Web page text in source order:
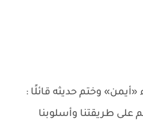
«أيمن» وختم حديثه قائلًا :
على طريقتنا وأسلوبنا